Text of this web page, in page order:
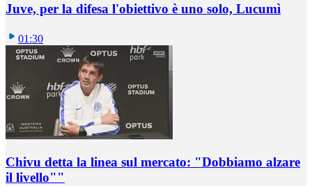
Juve, per la difesa l'obiettivo è uno solo, Lucumì
01:30
Chivu detta la linea sul mercato: "Dobbiamo alzare
il livello""